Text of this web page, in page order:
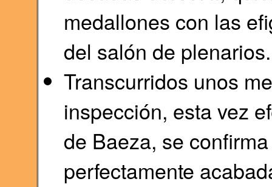
medallones con las
del salón de plenarios.
Transcurridos unos
inspección, esta vez
de Baeza, se
perfectamente